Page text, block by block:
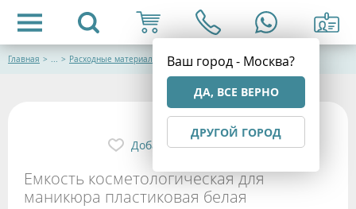
Ваш город - Москва?
ДА, ВСЕ ВЕРНО
ДРУГОЙ ГОРОД
Главная > ... > Расходные материалы и одноразовая продукция
Емкость косметологическая для
маникюра пластиковая белая
Добавить в избранное